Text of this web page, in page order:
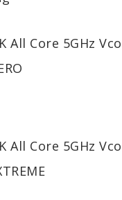
All Core 5GHz
All Core 5GHz